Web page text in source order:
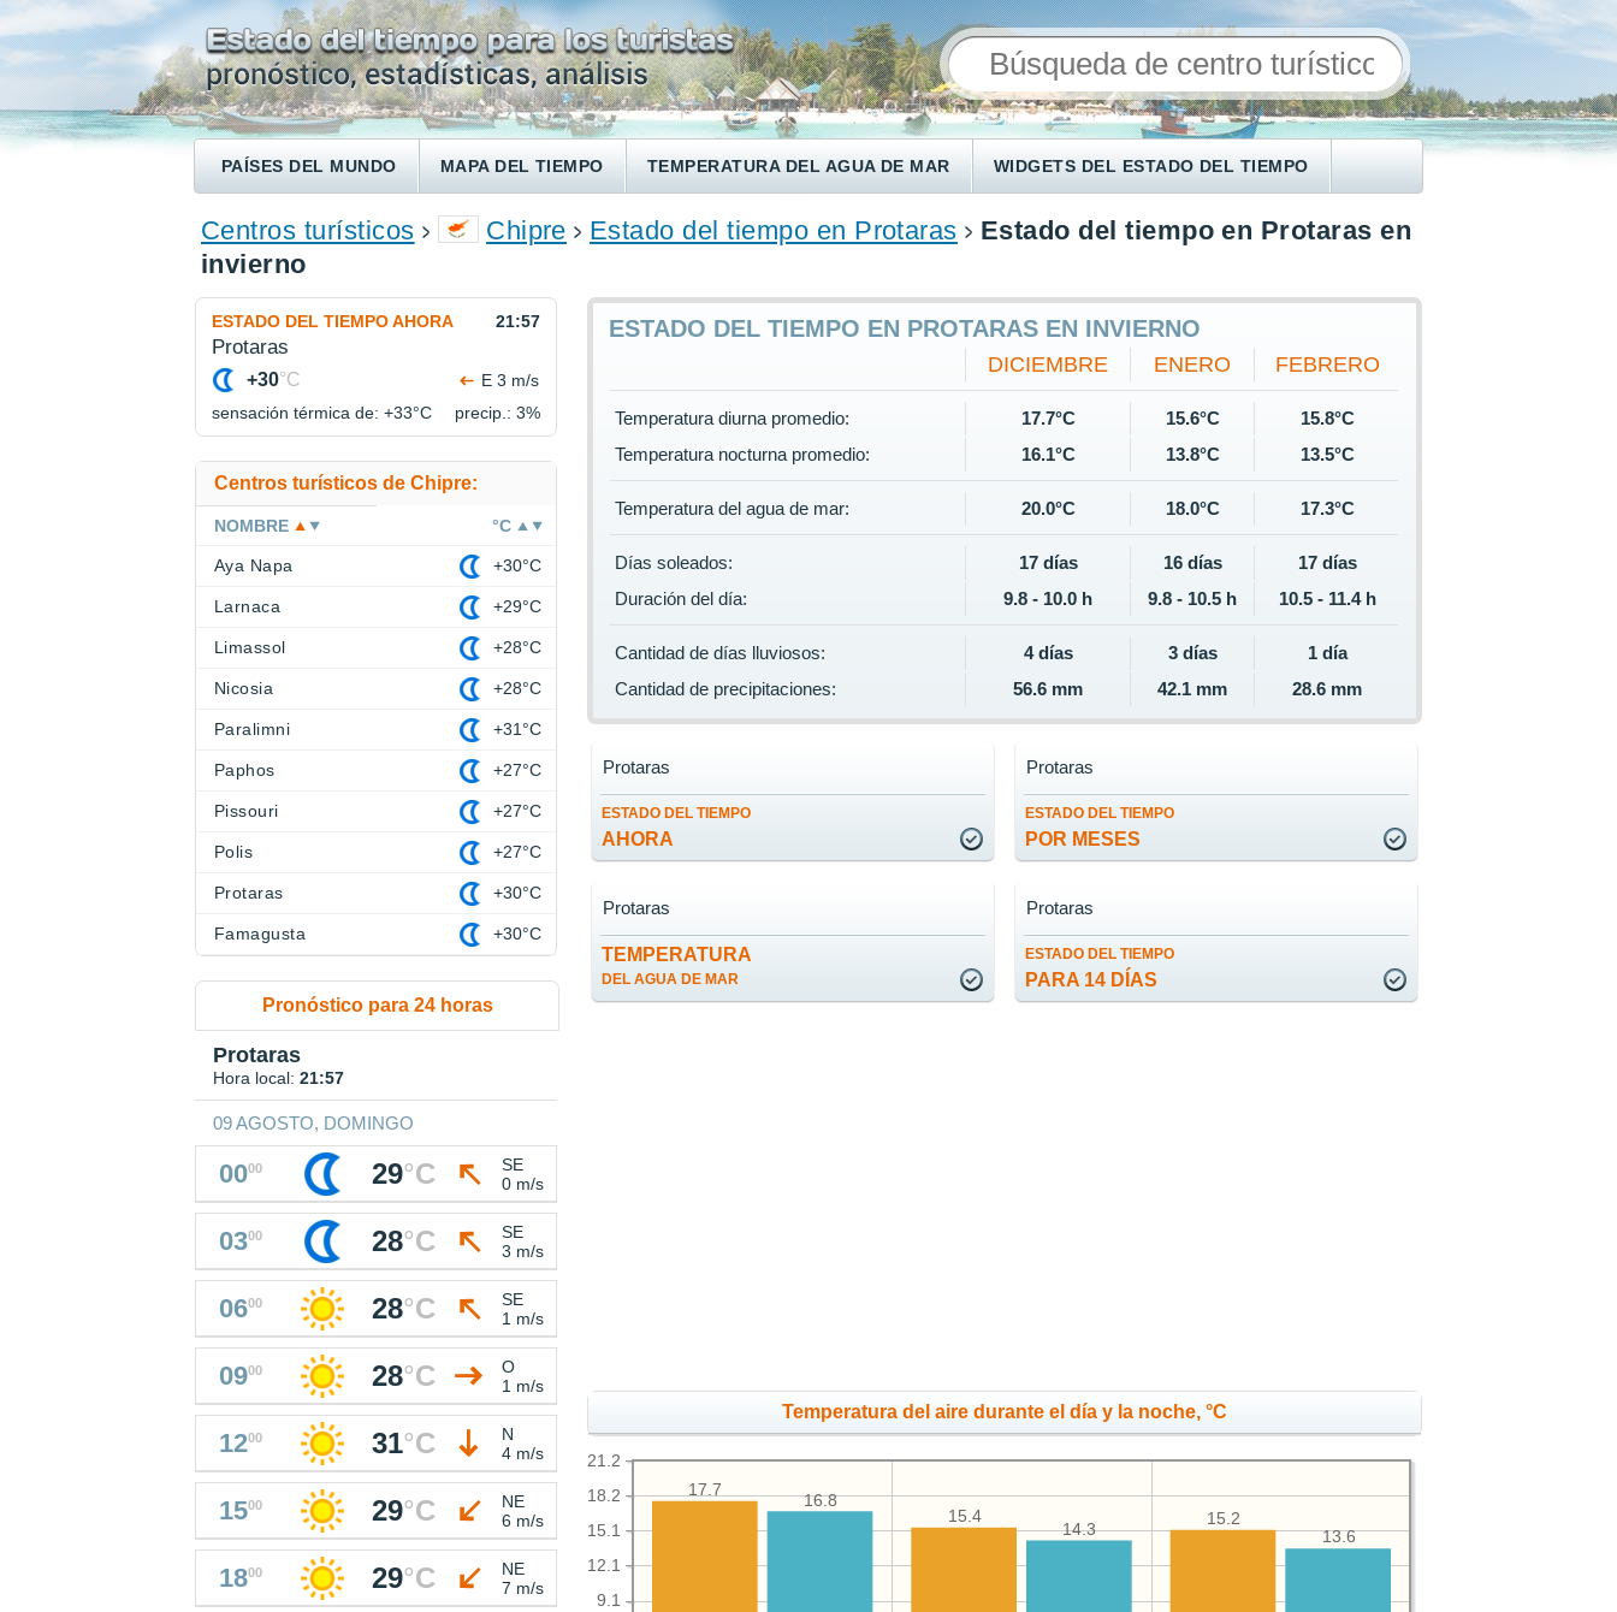
PAÍSES DEL MUNDO MAPA DEL TIEMPO TEMPERATURA DEL AGUA DE MAR WIDGETS DEL ESTADO DEL TIEMPO
ENCONTRAR UN HOTEL
Centros turísticos Chipre Estado del tiempo en Protaras
Estado del tiempo en Protaras en
invierno
ESTADO DEL TIEMPO EN PROTARAS EN INVIERNO
DICIEMBRE ENERO FEBRERO
Temperatura diurna promedio: 17.7°C 15.6°C
15.8°C
Temperatura nocturna promedio:
16.1°C 13.8°C 13.5°C
Temperatura del agua de mar: 20.0°C 18.0°C 17.3°C
Días soleados: 17 días 16 días
17 días
Duración del día:
9.8 - 10.0 h 9.8 - 10.5 h 10.5 - 11.4 h
Cantidad de días lluviosos: 4 días 3 días
1 día
Cantidad de precipitaciones:
56.6 mm 42.1 mm 28.6 mm
ESTADO DEL TIEMPO
AHORA
Protaras
ESTADO DEL TIEMPO
POR MESES
Protaras
TEMPERATURA
DEL AGUA DE MAR
Protaras
ESTADO DEL TIEMPO
PARA 14 DÍAS
Protaras
Temperatura del aire durante el día y la noche, °C
9.1
12.1
15.1
18.2
21.2
15.2
15.4
17.7
13.6
14.3
16.8
ESTADO DEL TIEMPO AHORA 21:57
Protaras
+30°C
E 3 m/s
sensación térmica de: +33°C precip.: 3%
Centros turísticos de Chipre:
NOMBRE °C
Aya Napa +30°C
Larnaca +29°C
Limassol +28°C
Nicosia +28°C
Paralimni +31°C
Paphos +27°C
Pissouri +27°C
Polis +27°C
Protaras +30°C
Famagusta +30°C
Pronóstico para 24 horas
Protaras
Hora local: 21:57
09 AGOSTO, DOMINGO
0000 29°C
SE
0 m/s
0300 28°C
SE
3 m/s
0600 28°C
SE
1 m/s
0900 28°C
O
1 m/s
1200 31°C
N
4 m/s
1500 29°C
NE
6 m/s
1800 29°C
NE
7 m/s